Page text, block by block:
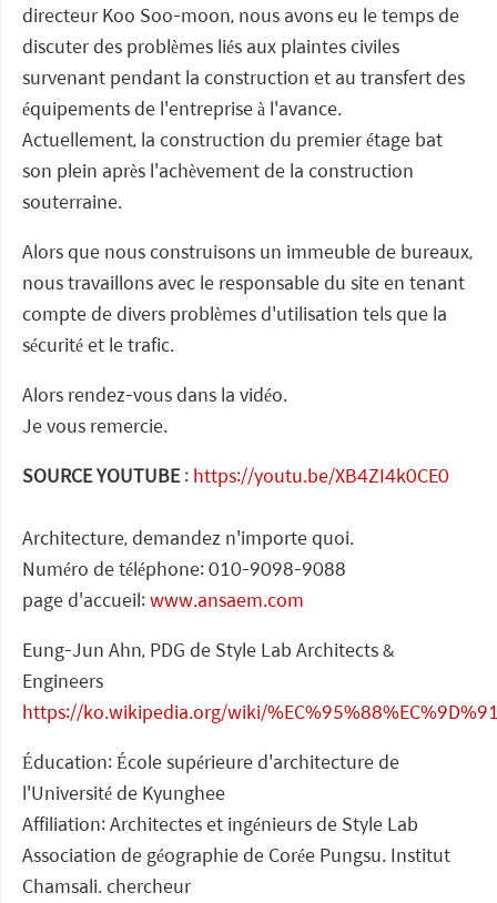
directeur Koo Soo-moon, nous avons eu le temps de
discuter des problèmes liés aux plaintes civiles
survenant pendant la construction et au transfert des
équipements de l'entreprise à l'avance.
Actuellement, la construction du premier étage bat
son plein après l'achèvement de la construction
souterraine.
Alors que nous construisons un immeuble de bureaux,
nous travaillons avec le responsable du site en tenant
compte de divers problèmes d'utilisation tels que la
sécurité et le trafic.
Alors rendez-vous dans la vidéo.
Je vous remercie.
SOURCE YOUTUBE: https://youtu.be/XB4ZI4k0CE0
Architecture, demandez n'importe quoi.
Numéro de téléphone: 010-9098-9088
page d'accueil:www.ansaem.com
Eung-Jun Ahn, PDG de Style Lab Architects &
Engineers
https://ko.wikipedia.org/wiki/
Éducation: École supérieure d'architecture de
l'Université de Kyunghee
Affiliation: Architectes et ingénieurs de Style Lab
Association de géographie de Corée Pungsu. Institut
Chamsali. chercheur